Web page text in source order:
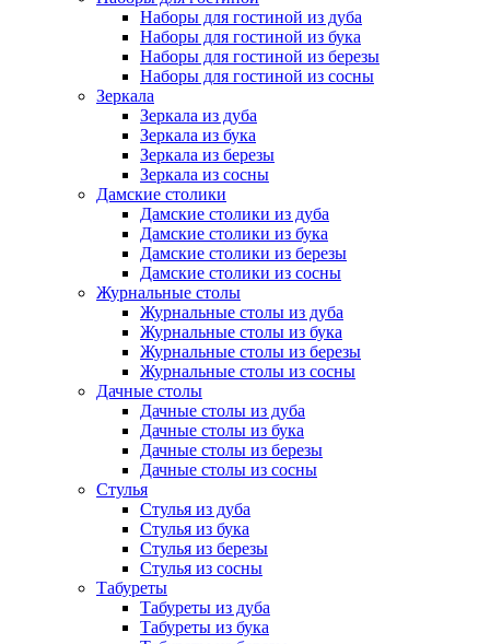
Наборы для гостиной из дуба
Наборы для гостиной из бука
Наборы для гостиной из березы
Наборы для гостиной из сосны
Зеркала
Зеркала из дуба
Зеркала из бука
Зеркала из березы
Зеркала из сосны
Дамские столики
Дамские столики из дуба
Дамские столики из бука
Дамские столики из березы
Дамские столики из сосны
Журнальные столы
Журнальные столы из дуба
Журнальные столы из бука
Журнальные столы из березы
Журнальные столы из сосны
Дачные столы
Дачные столы из дуба
Дачные столы из бука
Дачные столы из березы
Дачные столы из сосны
Стулья
Стулья из дуба
Стулья из бука
Стулья из березы
Стулья из сосны
Табуреты
Табуреты из дуба
Табуреты из бука